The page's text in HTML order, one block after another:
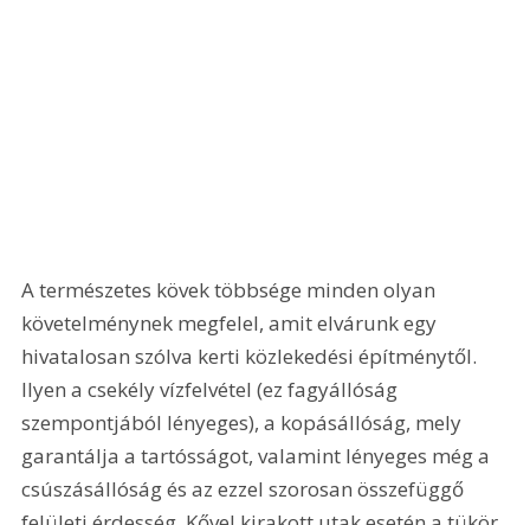
A természetes kövek többsége minden olyan
követelménynek megfelel, amit elvárunk egy
hivatalosan szólva kerti közlekedési építménytől.
Ilyen a csekély vízfelvétel (ez fagyállóság
szempontjából lényeges), a kopásállóság, mely
garantálja a tartósságot, valamint lényeges még a
csúszásállóság és az ezzel szorosan összefüggő